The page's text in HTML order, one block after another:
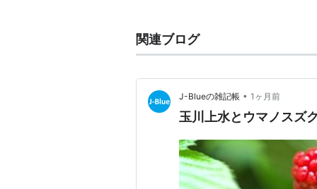
関連ブログ
J-Blueの雑記帳 • 1ヶ月前
玉川上水とウマノスズ